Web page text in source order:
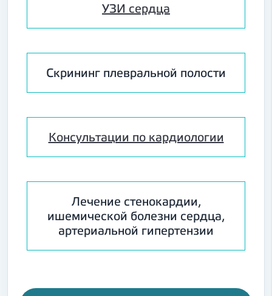
УЗИ сердца
Скрининг плевральной полости
Консультации по кардиологии
Лечение стенокардии,
ишемической болезни сердца,
артериальной гипертензии